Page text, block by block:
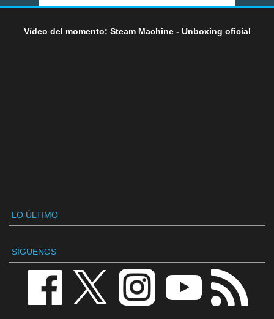
Vídeo del momento: Steam Machine - Unboxing oficial
LO ÚLTIMO
SÍGUENOS